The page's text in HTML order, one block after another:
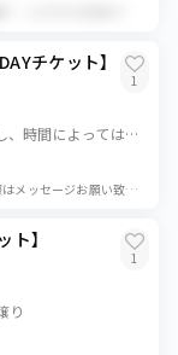
チケット】
1
郵送、日にちによっては都内手渡し、時間によっては前日・当日大阪にて手渡し可能（郵送以外は要相談）
⭐️プライベート出品（プラベル）致しますので、購入の際はメッセージお願い致します。 プラチナ1dayチケット 1枚 公演中止以外、如何なる場合でも返金不可
ト】
1
り